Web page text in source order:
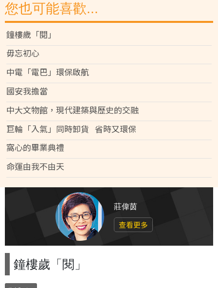
您也可能喜歡...
鐘樓歲「閱」
毋忘初心
中電「電巴」環保啟航
國安我擔當
中大文物館，現代建築與歷史的交融
巨輪「入氣」同時卸貨 省時又環保
窩心的畢業典禮
命運由我不由天
莊偉茵
查看更多
鐘樓歲「閱」